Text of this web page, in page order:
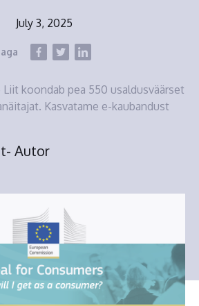
July 3, 2025
Liit koondab pea 550 usaldusväärset
Kasvatame e-kaubandust
- Autor